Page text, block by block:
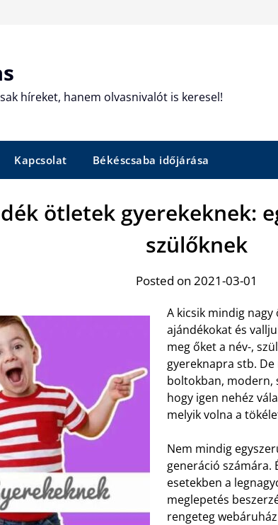
híreket, hanem olvasnivalót is keresel!
Kapcsolat Békéscsaba időjárása
ötletek gyerekeknek:
szülőknek
Posted on 2021-03-01
A kicsik mindig
ajándékokat és
meg őket a név-,
gyereknapra stb.
boltokban, modern,
hogy igen nehéz
melyik volna a
Nem mindig
generáció számára.
esetekben a
meglepetés
rengeteg